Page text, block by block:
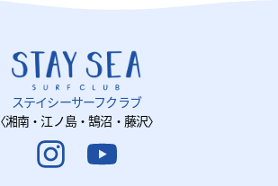
ステイシーサーフクラブ
〈湘南・江ノ島・鵠沼・藤沢〉